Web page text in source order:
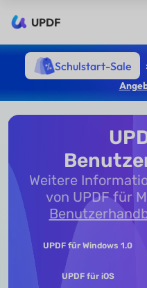
UPDF
Schulstart-Sale
Weitere
von UPDF für
UPDF für Windows 1.0
UPDF für iOS